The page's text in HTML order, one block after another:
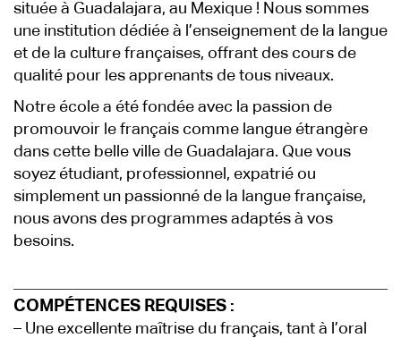
située à Guadalajara, au Mexique ! Nous sommes
une institution dédiée à l’enseignement de la langue
et de la culture françaises, offrant des cours de
qualité pour les apprenants de tous niveaux.
Notre école a été fondée avec la passion de
promouvoir le français comme langue étrangère
dans cette belle ville de Guadalajara. Que vous
soyez étudiant, professionnel, expatrié ou
simplement un passionné de la langue française,
nous avons des programmes adaptés à vos
besoins.
COMPÉTENCES REQUISES :
– Une excellente maîtrise du français, tant à l’oral